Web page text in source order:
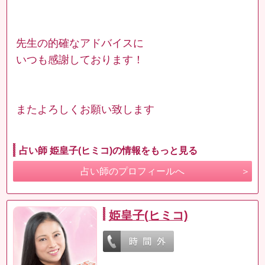
先生の的確なアドバイスに
いつも感謝しております！
またよろしくお願い致します
占い師 姫皇子(ヒミコ)の情報をもっと見る
占い師のプロフィールへ
姫皇子(ヒミコ)